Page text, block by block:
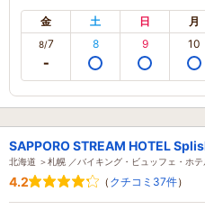
金 土 日 月
8/7 8 9 10
SAPPORO STREAM HOTEL
北海道 ＞札幌 ／バイキング・ビュッフェ・ホ
4.2 （ クチコミ37件）